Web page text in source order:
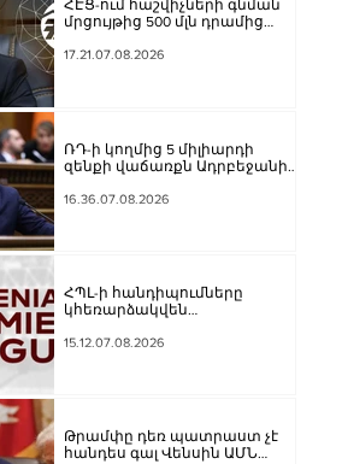
ՀԷՑ-ում հաշվիչների գնման
մրցույթից 500 մլն դրամից
արձանագրվել
17.21.07.08.2026
ՌԴ-ի կողմից 5 միլիարդի
զենքի վաճառքն Ադրբեջանին
սպառնալի՞ք էր, թե՞
16.36.07.08.2026
ՀՊԼ-ի հանդիպումները
կհեռարձակվեն
պաշտոնական
15.12.07.08.2026
Թրամփը դեռ պատրաստ չէ
հանդես գալ Վենսին ԱՄՆ